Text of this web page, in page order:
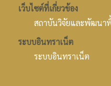
เว็บไซต์ที่เกี่ยวข้อง
สถาบันวิจัยและพัฒนา
ระบบอินทราเน็ต
ระบบอินทราเน็ต